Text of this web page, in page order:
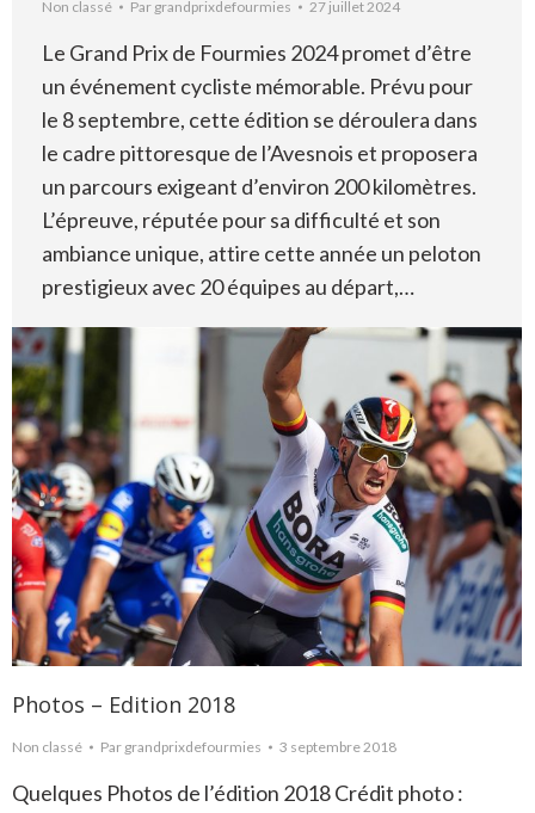
Non classé Par grandprixdefourmies 27 juillet 2024
Le Grand Prix de Fourmies 2024 promet d’être
un événement cycliste mémorable. Prévu pour
le 8 septembre, cette édition se déroulera dans
le cadre pittoresque de l’Avesnois et proposera
un parcours exigeant d’environ 200 kilomètres.
L’épreuve, réputée pour sa difficulté et son
ambiance unique, attire cette année un peloton
prestigieux avec 20 équipes au départ,…
Photos – Edition 2018
Non classé Par grandprixdefourmies 3 septembre 2018
Quelques Photos de l’édition 2018 Crédit photo :